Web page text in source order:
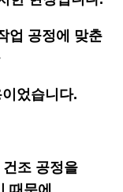
업 공정에 맞춘
었습니다.
건조 공정을